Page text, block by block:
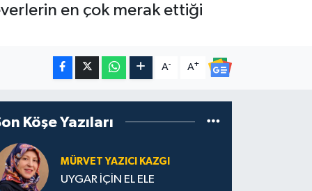
en çok merak ettiği
A- A+
Köşe Yazıları
MÜRVET YAZICI KAZGI
UYGAR İÇİN EL ELE